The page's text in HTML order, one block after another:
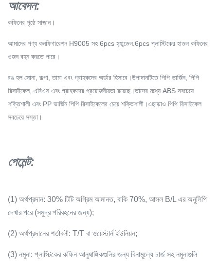
আবেদন:
কফিনের পৃষ্ঠে সাজান।
আমাদের পণ্য কনফিগারেশন H9005 সহ 6pcs হ্যান্ডেল.6pcs প্লাস্টিকের হাতল কফিনের
ওজন বহন করতে পারে।
রঙ হল সোনা, রূপা, তামা এবং গ্রাহকদের অর্ডার হিসাবে।উপাদানটিতে পিপি ভার্জিন, পিপি
রিসাইকেল, এবিএস এবং গ্রাহকদের প্রয়োজনীয়তা রয়েছে।তাদের মধ্যে ABS সবচেয়ে
শক্তিশালী এবং PP ভার্জিন পিপি রিসাইকেলের চেয়ে শক্তিশালী।এছাড়াও পিপি রিসাইকেল
সবচেয়ে সস্তা।
পেমেন্ট:
(1) অর্থপ্রদান: 30% টিটি অগ্রিম আমানত, বাকি 70%, আসল B/L এর অনুলিপি
দেখার পরে (সমুদ্র পরিবহনের জন্য);
(2) অর্থপ্রদানের শর্তাবলী: T/T বা ওয়েস্টার্ন ইউনিয়ন;
(3) নমুনা: প্লাস্টিকের কফিন আনুষাঙ্গিকগুলির জন্য বিনামূল্যে চার্জ সহ নমুনাগুলি